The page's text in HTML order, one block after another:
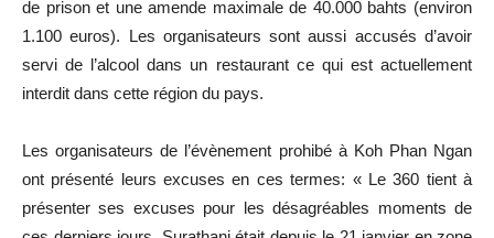
de prison et une amende maximale de 40.000 bahts (environ
1.100 euros). Les organisateurs sont aussi accusés d’avoir
servi de l’alcool dans un restaurant ce qui est actuellement
interdit dans cette région du pays.
Les organisateurs de l’évènement prohibé à Koh Phan Ngan
ont présenté leurs excuses en ces termes: « Le 360 tient à
présenter ses excuses pour les désagréables moments de